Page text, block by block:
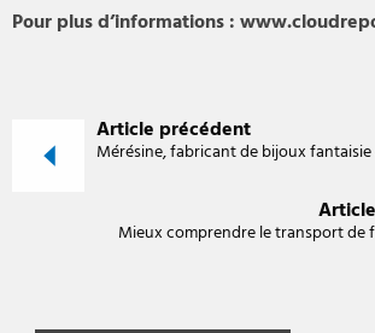
Pour plus d’informations :
Article précédent
Mérésine, fabricant de bijoux
Mieux comprendre le transport de